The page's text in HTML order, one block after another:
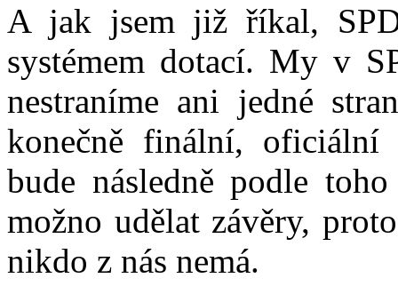
A jak jsem již říkal,
systémem dotací. My v
nestraníme ani jedné
konečně finální, oficiální
bude následně podle
možno udělat závěry,
nikdo z nás nemá.